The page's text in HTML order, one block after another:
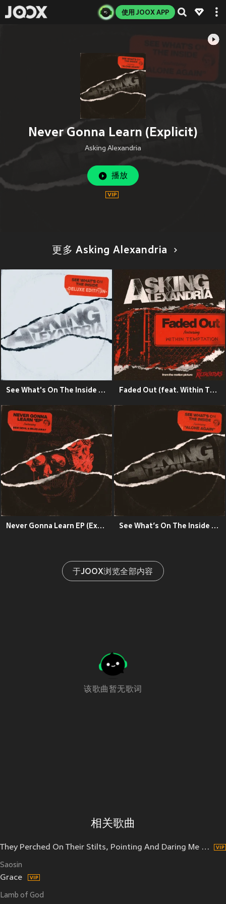
使用 JOOX APP
Never Gonna Learn (Explicit)
Asking Alexandria
播放
更多 Asking Alexandria
See What's On The Inside (Deluxe) (Explicit) Faded Out (feat. Within Temptation)
Never Gonna Learn EP (Explicit) See What’s On The Inside (Explicit)
于JOOX浏览全部内容
该歌曲暂无歌词
相关歌曲
They Perched On Their Stilts, Pointing And Daring Me To Break Custom
Saosin
Grace
Lamb of God